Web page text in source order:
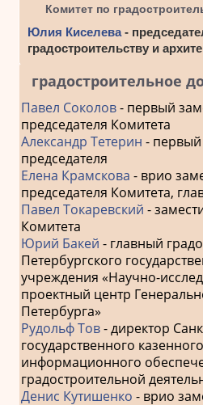
Комитет по
Юлия Киселева-
градостроительству и
градостроительное
Павел Соколов- первый
председателя Комитета
Александр Тетерин - первый
председателя
Елена Крамскова - врио
председателя Комитета,
Павел Токаревский -
Комитета
Юрий Бакей - главный
Петербургского
учреждения «Научно-
проектный центр
Петербурга»
Рудольф Тов- директор
государственного
информационного
градостроительной
Денис Кутишенко - врио